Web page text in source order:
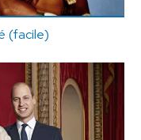
(facile)